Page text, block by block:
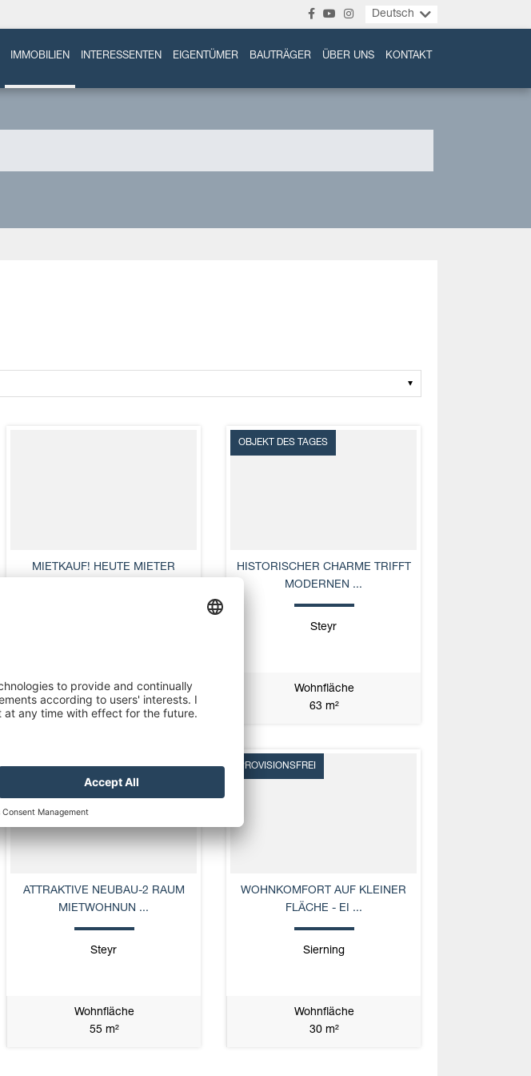
Deutsch
IMMOBILIEN INTERESSENTEN EIGENTÜMER BAUTRÄGER ÜBER UNS KONTAKT
MIETKAUF! HEUTE MIETER
Wohnfläche
84 m²
OBJEKT DES TAGES
HISTORISCHER CHARME TRIFFT
MODERNEN ...
Steyr
Wohnfläche
63 m²
NEU
ATTRAKTIVE NEUBAU-2 RAUM
MIETWOHNUN ...
Steyr
Wohnfläche
55 m²
PROVISIONSFREI
WOHNKOMFORT AUF KLEINER
FLÄCHE - EI ...
Sierning
Wohnfläche
30 m²